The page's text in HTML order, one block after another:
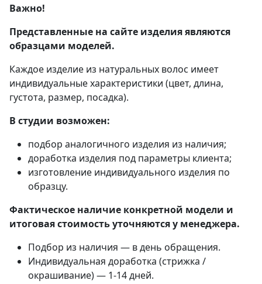
Важно!
Представленные на сайте изделия являются
образцами моделей.
Каждое изделие из натуральных волос имеет
индивидуальные характеристики (цвет, длина,
густота, размер, посадка).
В студии возможен:
подбор аналогичного изделия из наличия;
доработка изделия под параметры клиента;
изготовление индивидуального изделия по
образцу.
Фактическое наличие конкретной модели и
итоговая стоимость уточняются у менеджера.
Подбор из наличия — в день обращения.
Индивидуальная доработка (стрижка /
окрашивание) — 1-14 дней.